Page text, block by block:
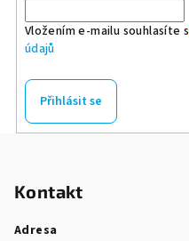
Vložením e-mailu souhlasíte s
údajů
Přihlásit se
Kontakt
Adresa